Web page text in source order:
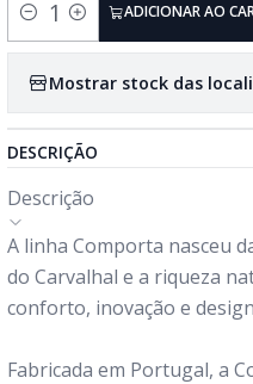
Quantidade
ADICIONAR AO
Mostrar stock das
DESCRIÇÃO
Descrição
A linha Comporta nasceu
do Carvalhal e a riqueza
conforto, inovação e
Fabricada em Portugal, a